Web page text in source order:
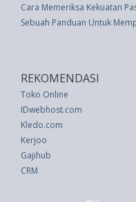
Cara Memeriksa Kekuatan
Sebuah Panduan Untuk
REKOMENDASI
Toko Online
IDwebhost.com
Kledo.com
Kerjoo
Gajihub
CRM